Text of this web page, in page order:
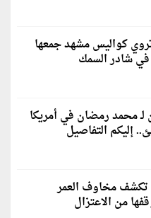
تروي كواليس مشهد جمعها
شادر السمك
لـ محمد رمضان في أمريكا
إليكم التفاصيل
تكشف مخاوف العمر
من الاعتزال